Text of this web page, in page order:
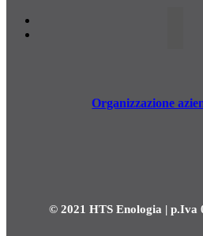
Organizzazione
© 2021 HTS Enologia | p.Iva